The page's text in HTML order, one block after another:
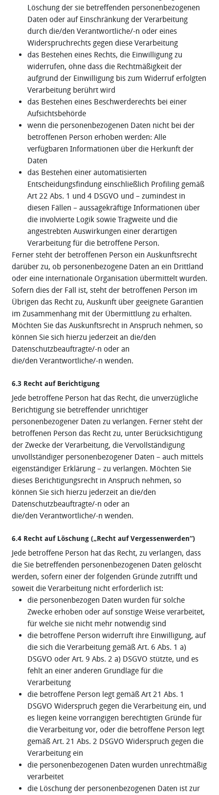
Löschung der sie betreffenden personenbezogenen
Daten oder auf Einschränkung der Verarbeitung
durch die/den Verantwortliche/-n oder eines
Widerspruchrechts gegen diese Verarbeitung
das Bestehen eines Rechts, die Einwilligung zu
widerrufen, ohne dass die Rechtmäßigkeit der
aufgrund der Einwilligung bis zum Widerruf erfolgten
Verarbeitung berührt wird
das Bestehen eines Beschwerderechts bei einer
Aufsichtsbehörde
wenn die personenbezogenen Daten nicht bei der
betroffenen Person erhoben werden: Alle
verfügbaren Informationen über die Herkunft der
Daten
das Bestehen einer automatisierten
Entscheidungsfindung einschließlich Profiling gemäß
Art 22 Abs. 1 und 4 DSGVO und – zumindest in
diesen Fällen – aussagekräftige Informationen über
die involvierte Logik sowie Tragweite und die
angestrebten Auswirkungen einer derartigen
Verarbeitung für die betroffene Person.
Ferner steht der betroffenen Person ein Auskunftsrecht
darüber zu, ob personenbezogene Daten an ein Drittland
oder eine internationale Organisation übermittelt wurden.
Sofern dies der Fall ist, steht der betroffenen Person im
Übrigen das Recht zu, Auskunft über geeignete Garantien
im Zusammenhang mit der Übermittlung zu erhalten.
Möchten Sie das Auskunftsrecht in Anspruch nehmen, so
können Sie sich hierzu jederzeit an die/den
Datenschutzbeauftragte/-n oder an
die/den Verantwortliche/-n wenden.
6.3 Recht auf Berichtigung
Jede betroffene Person hat das Recht, die unverzügliche
Berichtigung sie betreffender unrichtiger
personenbezogener Daten zu verlangen. Ferner steht der
betroffenen Person das Recht zu, unter Berücksichtigung
der Zwecke der Verarbeitung, die Vervollständigung
unvollständiger personenbezogener Daten – auch mittels
eigenständiger Erklärung – zu verlangen. Möchten Sie
dieses Berichtigungsrecht in Anspruch nehmen, so
können Sie sich hierzu jederzeit an die/den
Datenschutzbeauftragte/-n oder an
die/den Verantwortliche/-n wenden.
6.4 Recht auf Löschung („Recht auf Vergessenwerden“)
Jede betroffene Person hat das Recht, zu verlangen, dass
die Sie betreffenden personenbezogenen Daten gelöscht
werden, sofern einer der folgenden Gründe zutrifft und
soweit die Verarbeitung nicht erforderlich ist:
die personenbezogen Daten wurden für solche
Zwecke erhoben oder auf sonstige Weise verarbeitet,
für welche sie nicht mehr notwendig sind
die betroffene Person widerruft ihre Einwilligung, auf
die sich die Verarbeitung gemäß Art. 6 Abs. 1 a)
DSGVO oder Art. 9 Abs. 2 a) DSGVO stützte, und es
fehlt an einer anderen Grundlage für die
Verarbeitung
die betroffene Person legt gemäß Art 21 Abs. 1
DSGVO Widerspruch gegen die Verarbeitung ein, und
es liegen keine vorrangigen berechtigten Gründe für
die Verarbeitung vor, oder die betroffene Person legt
gemäß Art. 21 Abs. 2 DSGVO Widerspruch gegen die
Verarbeitung ein
die personenbezogenen Daten wurden unrechtmäßig
verarbeitet
die Löschung der personenbezogenen Daten ist zur